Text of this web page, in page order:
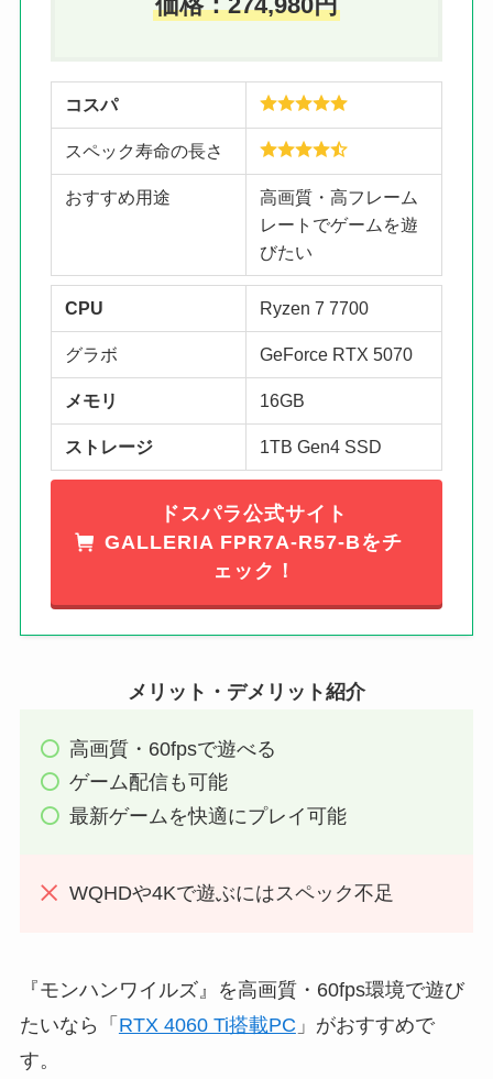
コスパ
スペック寿命の長さ
おすすめ用途
高画質・高フレーム
レートでゲームを遊
びたい
CPU Ryzen 7 7700
グラボ GeForce RTX 5070
メモリ 16GB
ストレージ 1TB Gen4 SSD
ドスパラ公式サイト
GALLERIA FPR7A-R57-Bをチ
ェック！
メリット・デメリット紹介
高画質・60fpsで遊べる
ゲーム配信も可能
最新ゲームを快適にプレイ可能
WQHDや4Kで遊ぶにはスペック不足
『モンハンワイルズ』を高画質・60fps環境で遊び
たいなら「 RTX 4060 Ti搭載PC 」がおすすめで
す。